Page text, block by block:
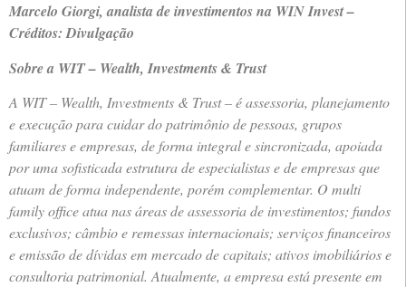
Marcelo Giorgi, analista de investimentos na WIN Invest –
Créditos: Divulgação
Sobre a WIT – Wealth, Investments & Trust
A WIT – Wealth, Investments & Trust – é assessoria, planejamento
e execução para cuidar do patrimônio de pessoas, grupos
familiares e empresas, de forma integral e sincronizada, apoiada
por uma sofisticada estrutura de especialistas e de empresas que
atuam de forma independente, porém complementar. O multi
family office atua nas áreas de assessoria de investimentos; fundos
exclusivos; câmbio e remessas internacionais; serviços financeiros
e emissão de dívidas em mercado de capitais; ativos imobiliários e
consultoria patrimonial. Atualmente, a empresa está presente em